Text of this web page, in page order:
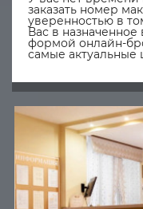
заказать номер
уверенностью в
Вас в назначенное
формой онлайн-
самые актуальные